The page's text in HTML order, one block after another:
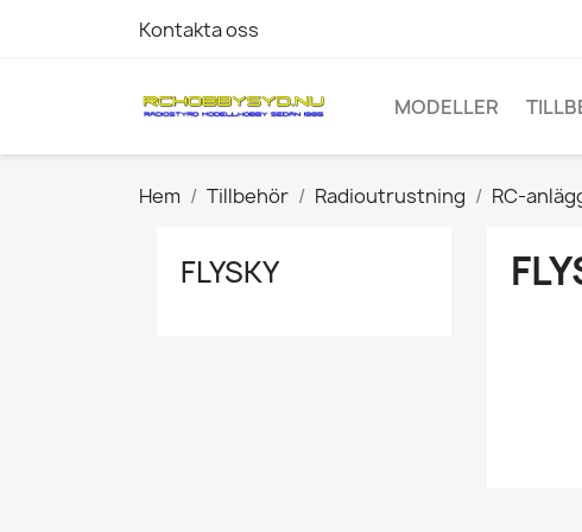
Kontakta oss
MODELLER
Hem Tillbehör Radioutrustning RC-
FLYSKY